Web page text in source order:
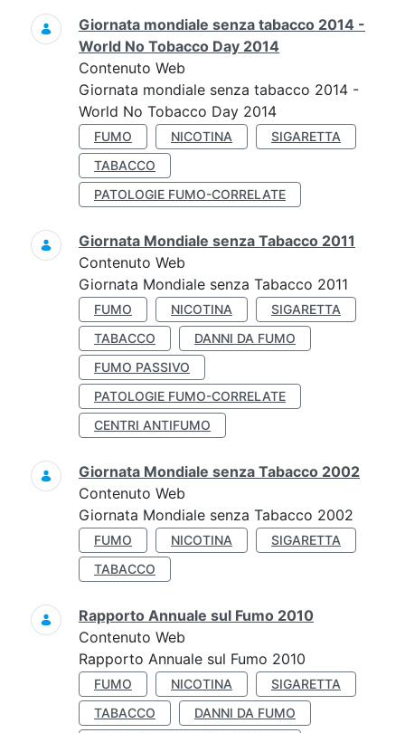
Giornata mondiale senza tabacco 2014 -
World No Tobacco Day 2014
Contenuto Web
Giornata mondiale senza tabacco 2014 -
World No Tobacco Day 2014
FUMO NICOTINA
SIGARETTA
TABACCO
PATOLOGIE FUMO-CORRELATE
Giornata Mondiale senza Tabacco 2011
Contenuto Web
Giornata Mondiale senza Tabacco 2011
FUMO NICOTINA
SIGARETTA
TABACCO
DANNI DA FUMO
FUMO PASSIVO
PATOLOGIE FUMO-CORRELATE
CENTRI ANTIFUMO
Giornata Mondiale senza Tabacco 2002
Contenuto Web
Giornata Mondiale senza Tabacco 2002
FUMO NICOTINA
SIGARETTA
TABACCO
Rapporto Annuale sul Fumo 2010
Contenuto Web
Rapporto Annuale sul Fumo 2010
FUMO NICOTINA
SIGARETTA
TABACCO
DANNI DA FUMO